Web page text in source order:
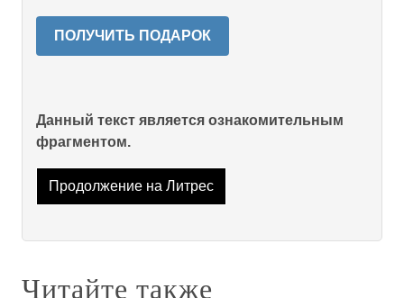
ПОЛУЧИТЬ ПОДАРОК
Данный текст является ознакомительным
фрагментом.
Продолжение на Литрес
Читайте также